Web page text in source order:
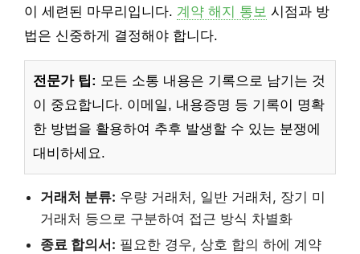
이 세련된 마무리입니다. 계약 해지 통보 시점과 방
법은 신중하게 결정해야 합니다.
전문가 팁: 모든 소통 내용은 기록으로 남기는 것
이 중요합니다. 이메일, 내용증명 등 기록이 명확
한 방법을 활용하여 추후 발생할 수 있는 분쟁에
대비하세요.
거래처 분류: 우량 거래처, 일반 거래처, 장기 미
거래처 등으로 구분하여 접근 방식 차별화
종료 합의서: 필요한 경우, 상호 합의 하에 계약